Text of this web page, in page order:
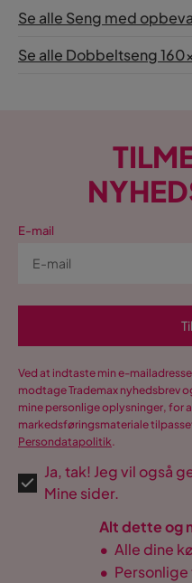
Se alle Seng med
Se alle Dobbeltseng
E-mail
Ved at indtaste min e-
modtage Trademax nyhedsbrev
mine personlige oplysninger, for
markedsføringsmateriale
Persondatapolitik.
Ja, tak! Jeg vil også
Mine sider.
Alt dette og
• Alle dine
•